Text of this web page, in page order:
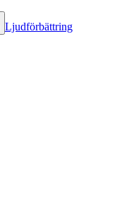
Ljudförbättring